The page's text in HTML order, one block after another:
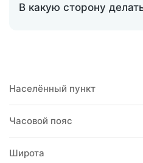
В какую сторону
Населённый пункт
Часовой пояс
Широта